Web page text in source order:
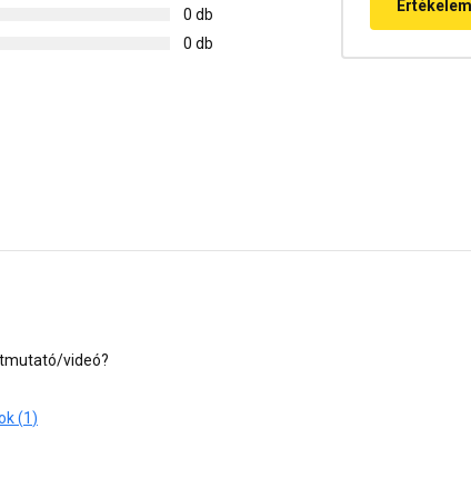
0 db
0 db
Értékelem
videó?
Hozzászólások (1)